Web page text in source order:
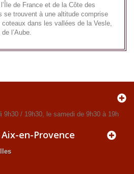
de France et de la Côte des
se trouvent à une altitude comprise
dans les vallées de la Vesle,
l’Aube.
9h30 / 19h30, le samedi de 9h30 à 19h
en-Provence